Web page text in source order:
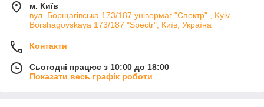
м. Київ
вул. Борщагівська 173/187 універмаг "Спектр" , Kyiv
Borshagovskaya 173/187 "Spectr", Київ, Україна
Контакти
Сьогодні працює з 10:00 до 18:00
Показати весь графік роботи